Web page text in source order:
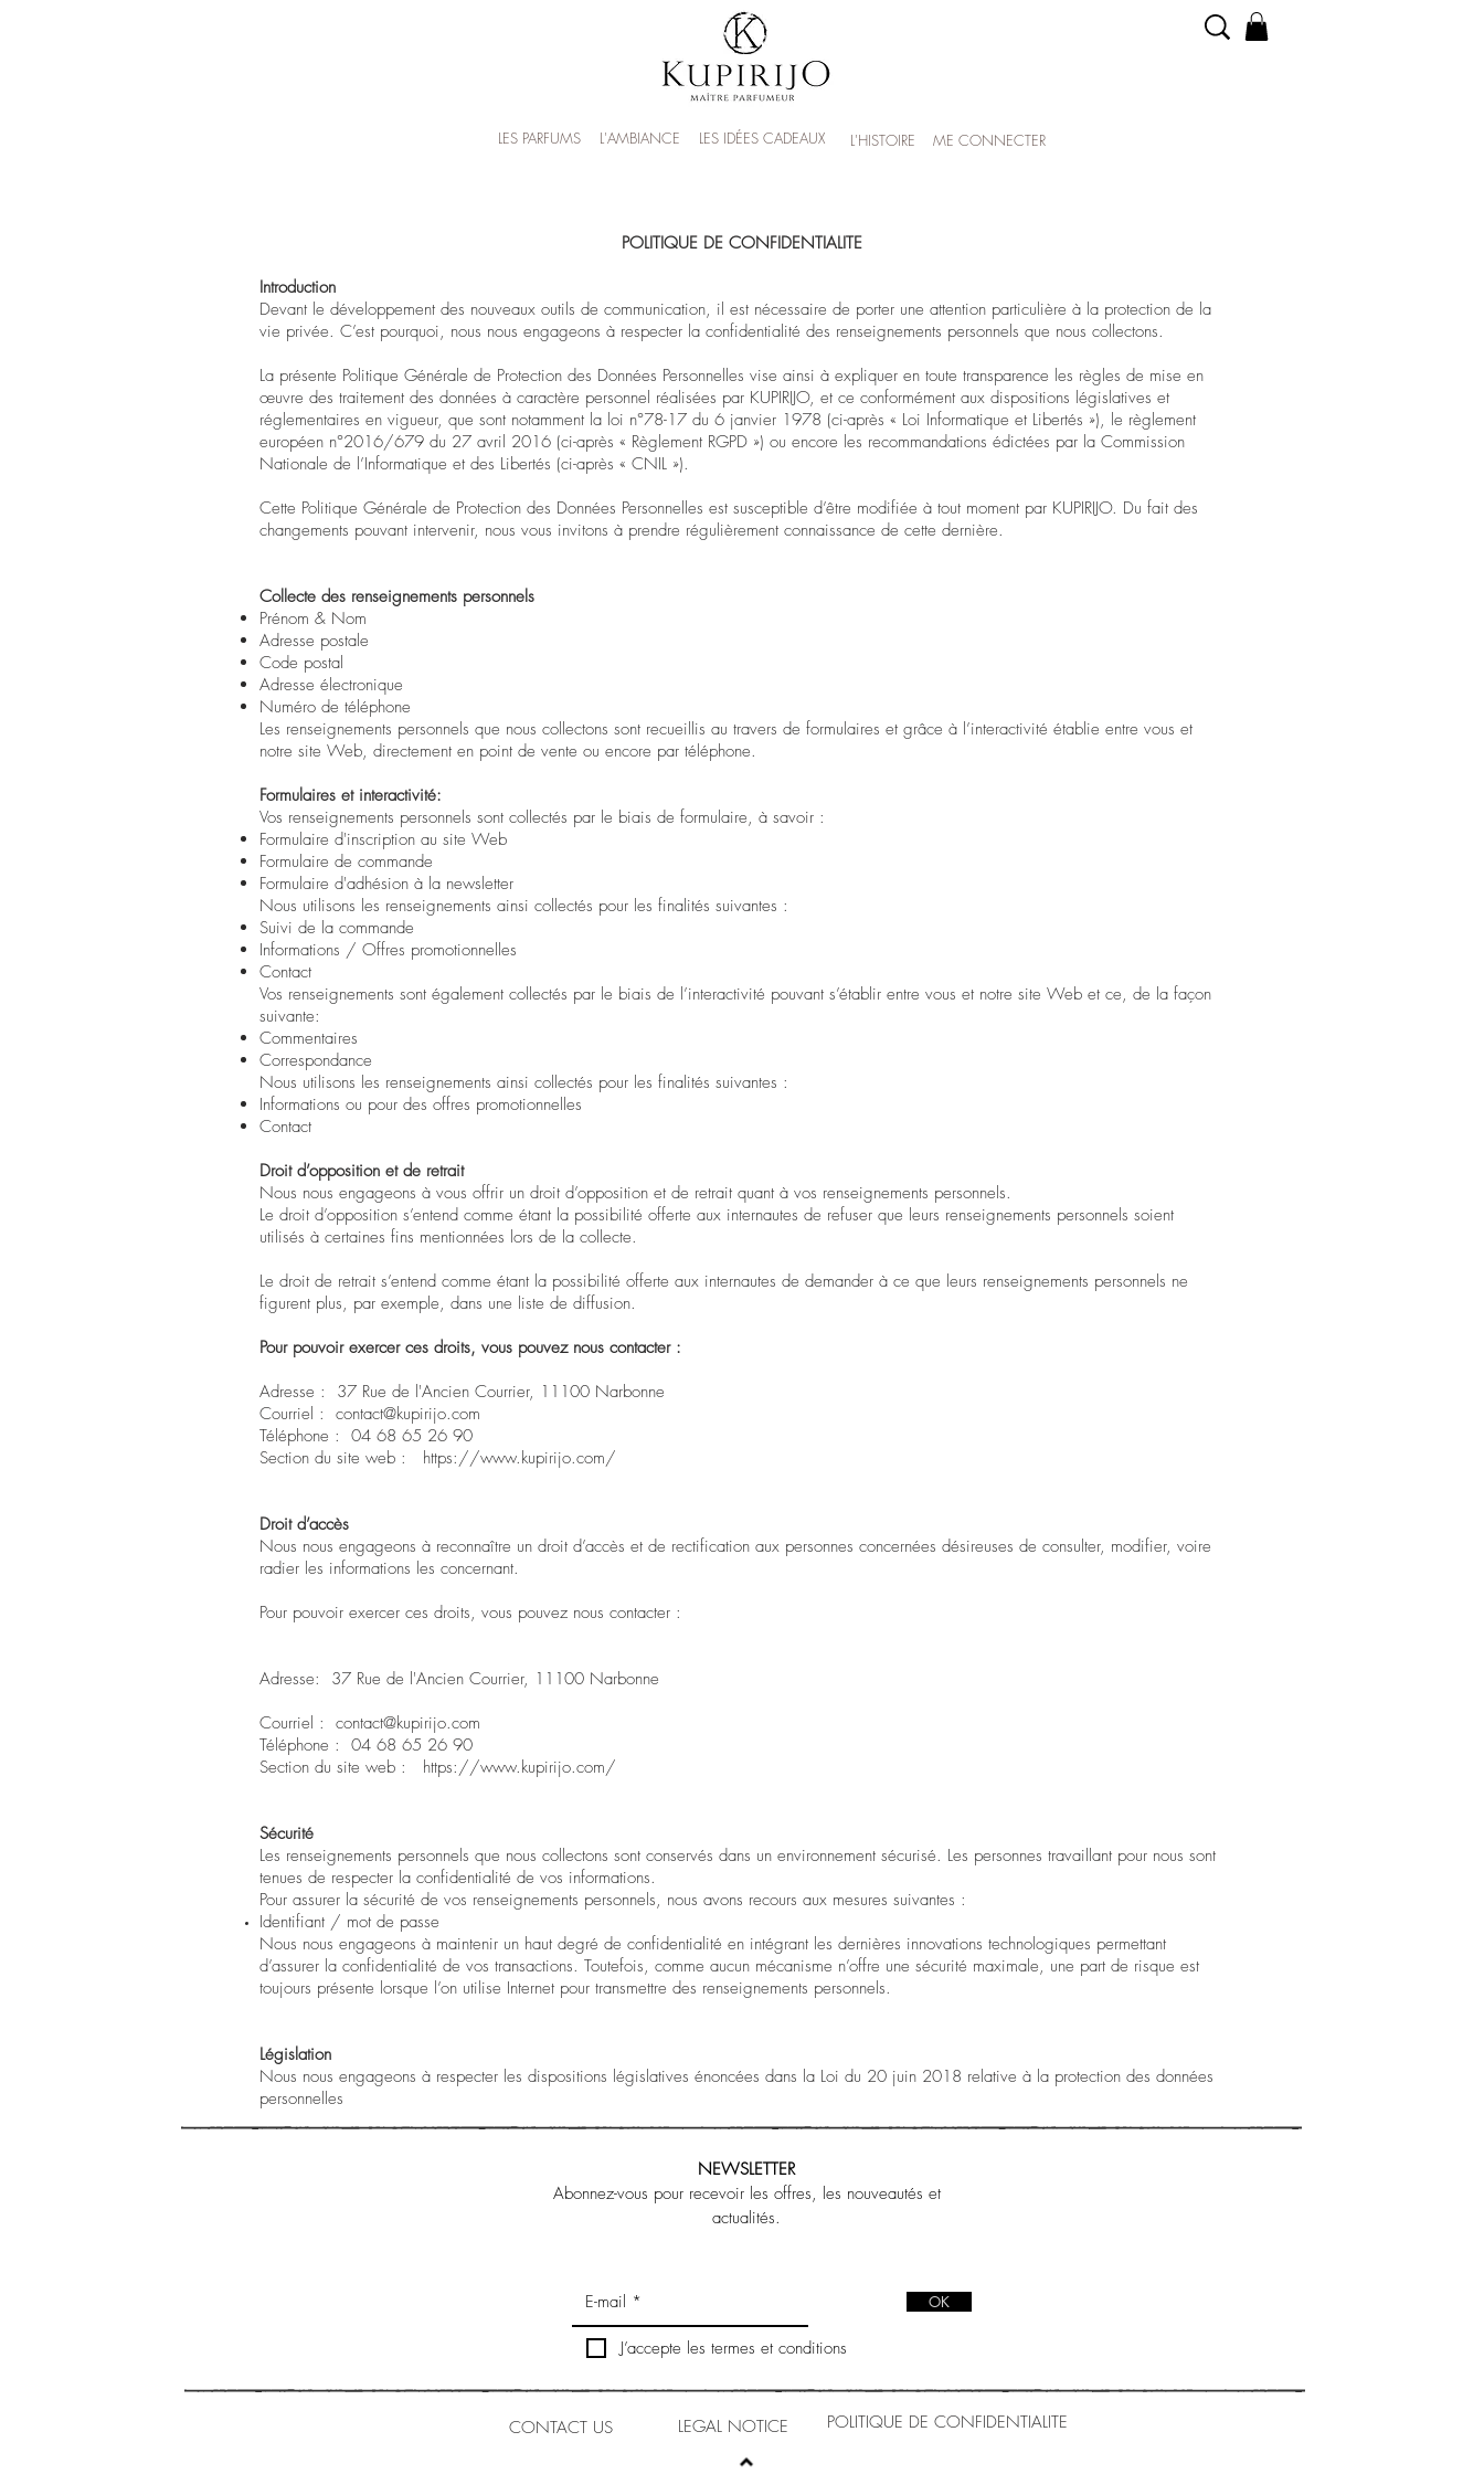
LES PARFUMS L'AMBIANCE LES IDÉES CADEAUX L'HISTOIRE ME CONNECTER
POLITIQUE DE CONFIDENTIALITE
Introduction
Devant le développement des nouveaux outils de communication, il est nécessaire de porter une attention particulière à la protection de la
vie privée. C’est pourquoi, nous nous engageons à respecter la confidentialité des renseignements personnels que nous collectons.
La présente Politique Générale de Protection des Données Personnelles vise ainsi à expliquer en toute transparence les règles de mise en
œuvre des traitement des données à caractère personnel réalisées par KUPIRIJO, et ce conformément aux dispositions législatives et
réglementaires en vigueur, que sont notamment la loi n°78-17 du 6 janvier 1978 (ci-après « Loi Informatique et Libertés »), le règlement
européen n°2016/679 du 27 avril 2016 (ci-après « Règlement RGPD ») ou encore les recommandations édictées par la Commission
Nationale de l’Informatique et des Libertés (ci-après « CNIL »).
Cette Politique Générale de Protection des Données Personnelles est susceptible d’être modifiée à tout moment par KUPIRIJO. Du fait des
changements pouvant intervenir, nous vous invitons à prendre régulièrement connaissance de cette dernière.
Collecte des renseignements personnels
Prénom & Nom
Adresse postale
Code postal
Adresse électronique
Numéro de téléphone
Les renseignements personnels que nous collectons sont recueillis au travers de formulaires et grâce à l’interactivité établie entre vous et
notre site Web, directement en point de vente ou encore par téléphone.
Formulaires et interactivité:
Vos renseignements personnels sont collectés par le biais de formulaire, à savoir :
Formulaire d'inscription au site Web
Formulaire de commande
Formulaire d'adhésion à la newsletter
Nous utilisons les renseignements ainsi collectés pour les finalités suivantes :
Suivi de la commande
Informations / Offres promotionnelles
Contact
Vos renseignements sont également collectés par le biais de l’interactivité pouvant s’établir entre vous et notre site Web et ce, de la façon
suivante:
Commentaires
Correspondance
Nous utilisons les renseignements ainsi collectés pour les finalités suivantes :
Informations ou pour des offres promotionnelles
Contact
Droit d’opposition et de retrait
Nous nous engageons à vous offrir un droit d’opposition et de retrait quant à vos renseignements personnels.
Le droit d’opposition s’entend comme étant la possibilité offerte aux internautes de refuser que leurs renseignements personnels soient
utilisés à certaines fins mentionnées lors de la collecte.
Le droit de retrait s’entend comme étant la possibilité offerte aux internautes de demander à ce que leurs renseignements personnels ne
figurent plus, par exemple, dans une liste de diffusion.
Pour pouvoir exercer ces droits, vous pouvez nous contacter :
Adresse : 37 Rue de l'Ancien Courrier, 11100 Narbonne
Courriel : contact@kupirijo.com
Téléphone : 04 68 65 26 90
Section du site web : https://www.kupirijo.com/
Droit d’accès
Nous nous engageons à reconnaître un droit d’accès et de rectification aux personnes concernées désireuses de consulter, modifier, voire
radier les informations les concernant.
Pour pouvoir exercer ces droits, vous pouvez nous contacter :
Adresse: 37 Rue de l'Ancien Courrier, 11100 Narbonne
Courriel : contact@kupirijo.com
Téléphone : 04 68 65 26 90
Section du site web : https://www.kupirijo.com/
Sécurité
Les renseignements personnels que nous collectons sont conservés dans un environnement sécurisé. Les personnes travaillant pour nous sont
tenues de respecter la confidentialité de vos informations.
Pour assurer la sécurité de vos renseignements personnels, nous avons recours aux mesures suivantes :
Identifiant / mot de passe
Nous nous engageons à maintenir un haut degré de confidentialité en intégrant les dernières innovations technologiques permettant
d’assurer la confidentialité de vos transactions. Toutefois, comme aucun mécanisme n’offre une sécurité maximale, une part de risque est
toujours présente lorsque l’on utilise Internet pour transmettre des renseignements personnels.
Législation
Nous nous engageons à respecter les dispositions législatives énoncées dans la Loi du 20 juin 2018 relative à la protection des données
personnelles
NEWSLETTER
Abonnez-vous pour recevoir les offres, les nouveautés et
actualités.
OK
J’accepte les termes et conditions
CONTACT US LEGAL NOTICE POLITIQUE DE CONFIDENTIALITE